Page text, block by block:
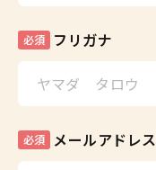
必須 フリガナ
必須 メールアドレス